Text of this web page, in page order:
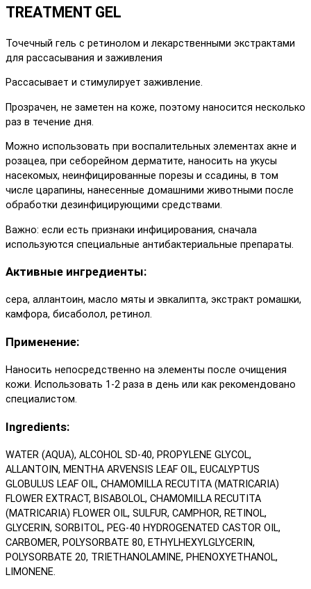
TREATMENT GEL
Точечный гель с ретинолом и лекарственными экстрактами
для рассасывания и заживления
Рассасывает и стимулирует заживление.
Прозрачен, не заметен на коже, поэтому наносится несколько
раз в течение дня.
Можно использовать при воспалительных элементах акне и
розацеа, при себорейном дерматите, наносить на укусы
насекомых, неинфицированные порезы и ссадины, в том
числе царапины, нанесенные домашними животными после
обработки дезинфицирующими средствами.
Важно: если есть признаки инфицирования, сначала
используются специальные антибактериальные препараты.
Активные ингредиенты:
сера, аллантоин, масло мяты и эвкалипта, экстракт ромашки,
камфора, бисаболол, ретинол.
Применение:
Наносить непосредственно на элементы после очищения
кожи. Использовать 1-2 раза в день или как рекомендовано
специалистом.
Ingredients:
WATER (AQUA), ALCOHOL SD-40, PROPYLENE GLYCOL,
ALLANTOIN, MENTHA ARVENSIS LEAF OIL, EUCALYPTUS
GLOBULUS LEAF OIL, CHAMOMILLA RECUTITA (MATRICARIA)
FLOWER EXTRACT, BISABOLOL, CHAMOMILLA RECUTITA
(MATRICARIA) FLOWER OIL, SULFUR, CAMPHOR, RETINOL,
GLYCERIN, SORBITOL, PEG-40 HYDROGENATED CASTOR OIL,
CARBOMER, POLYSORBATE 80, ETHYLHEXYLGLYCERIN,
POLYSORBATE 20, TRIETHANOLAMINE, PHENOXYETHANOL,
LIMONENE.